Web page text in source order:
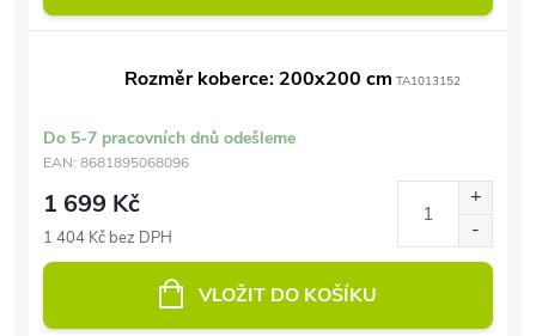
Rozměr koberce: 200x200 cm TA1013152
Do 5-7 pracovních dnů odešleme
EAN: 8681895068096
1 699 Kč
1 404 Kč bez DPH
VLOŽIT DO KOŠÍKU